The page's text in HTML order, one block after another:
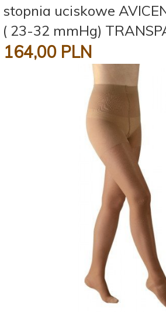
stopnia uciskowe
( 23-32 mmHg)
164,00 PLN